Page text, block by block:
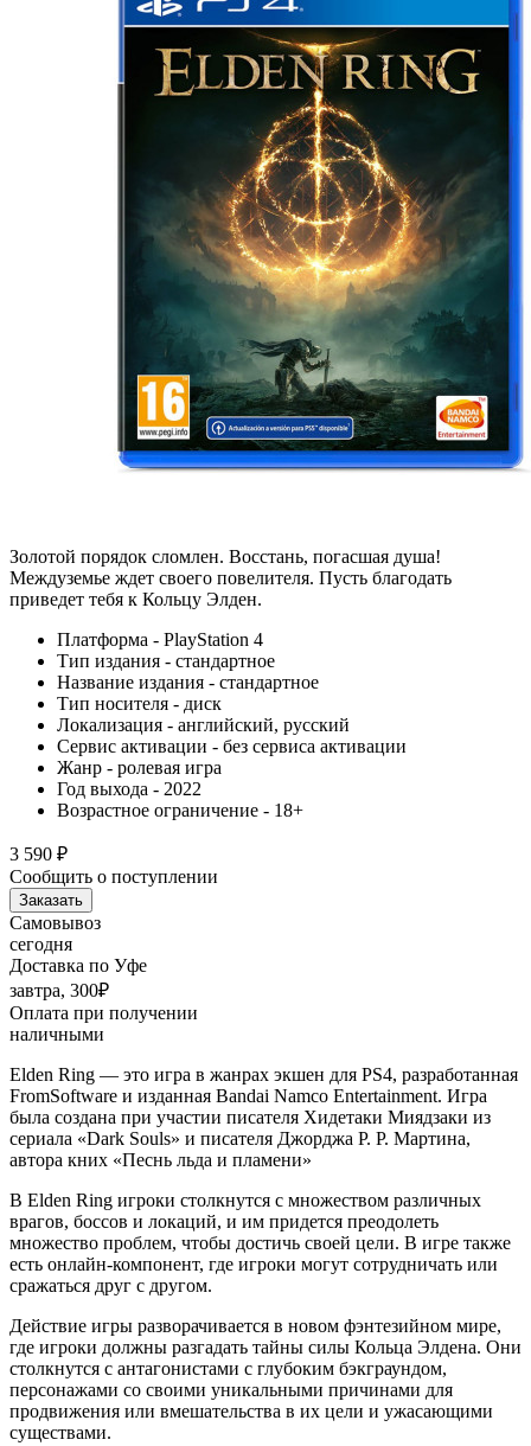
Золотой порядок сломлен. Восстань, погасшая душа!
Междуземье ждет своего повелителя. Пусть благодать
приведет тебя к Кольцу Элден.
Платформа - PlayStation 4
Тип издания - стандартное
Название издания - стандартное
Тип носителя - диск
Локализация - английский, русский
Сервис активации - без сервиса активации
Жанр - ролевая игра
Год выхода - 2022
Возрастное ограничение - 18+
3 590 ₽
Сообщить о поступлении
Заказать
Самовывоз
сегодня
Доставка по Уфе
завтра, 300₽
Оплата при получении
наличными
Elden Ring — это игра в жанрах экшен для PS4, разработанная
FromSoftware и изданная Bandai Namco Entertainment. Игра
была создана при участии писателя Хидетаки Миядзаки из
сериала «Dark Souls» и писателя Джорджа Р. Р. Мартина,
автора кних «Песнь льда и пламени»
В Elden Ring игроки столкнутся с множеством различных
врагов, боссов и локаций, и им придется преодолеть
множество проблем, чтобы достичь своей цели. В игре также
есть онлайн-компонент, где игроки могут сотрудничать или
сражаться друг с другом.
Действие игры разворачивается в новом фэнтезийном мире,
где игроки должны разгадать тайны силы Кольца Элдена. Они
столкнутся с антагонистами с глубоким бэкграундом,
персонажами со своими уникальными причинами для
продвижения или вмешательства в их цели и ужасающими
существами.